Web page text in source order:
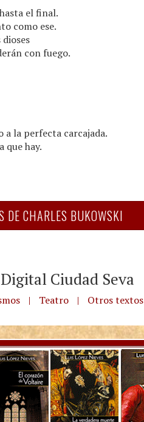
el final.
como ese.
con fuego.
a la perfecta carcajada.
que hay.
DE CHARLES BUKOWSKI
Ciudad Seva
| Teatro | Otros textos